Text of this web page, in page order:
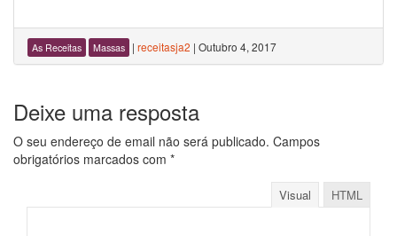
As Receitas Massas | receitasja2 | Outubro 4, 2017
Deixe uma resposta
O seu endereço de email não será publicado. Campos
obrigatórios marcados com *
Visual HTML